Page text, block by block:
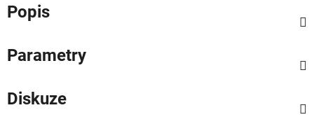
Popis
Parametry
Diskuze